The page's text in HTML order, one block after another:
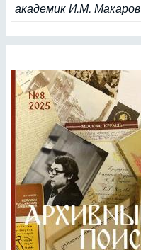
академик И.М. Макаров